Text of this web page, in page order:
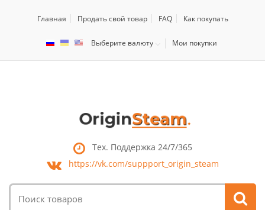
Главная Продать свой товар FAQ Как покупать
Выберите валюту Мои покупки
Тех. Поддержка 24/7/365
https://vk.com/suppport_origin_steam
товаров: